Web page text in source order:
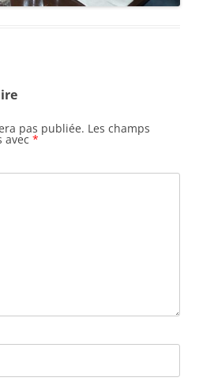
pas publiée. Les champs
avec *